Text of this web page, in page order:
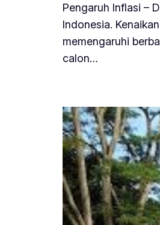
Pengaruh Inflasi –
Indonesia.
memengaruhi
calon…